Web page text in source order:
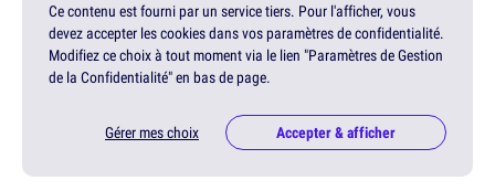
Ce contenu est fourni par un service tiers. Pour l'afficher, vous
devez accepter les cookies dans vos paramètres de confidentialité.
Modifiez ce choix à tout moment via le lien "Paramètres de Gestion
de la Confidentialité" en bas de page.
Gérer mes choix Accepter & afficher